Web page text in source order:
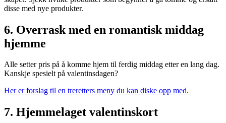
disse med nye produkter.
6. Overrask med en romantisk middag
hjemme
Alle setter pris på å komme hjem til ferdig middag etter en lang dag.
Kanskje spesielt på valentinsdagen?
Her er forslag til en treretters meny du kan diske opp med.
7. Hjemmelaget valentinskort